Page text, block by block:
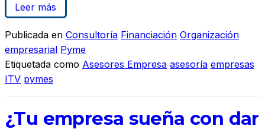
Leer más
Publicada en Consultoría Financiación Organización
empresarial Pyme
Etiquetada como Asesores Empresa asesoría empresas
ITV pymes
¿Tu empresa sueña con dar